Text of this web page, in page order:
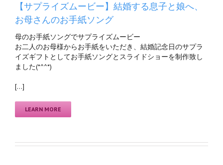
【サプライズムービー】結婚する息子と娘へ、
お母さんのお手紙ソング
母のお手紙ソングでサプライズムービー
お二人のお母様からお手紙をいただき、結婚記念日のサプラ
イズギフトとしてお手紙ソングとスライドショーを制作致し
ました(*^^*)
[…]
LEARN MORE